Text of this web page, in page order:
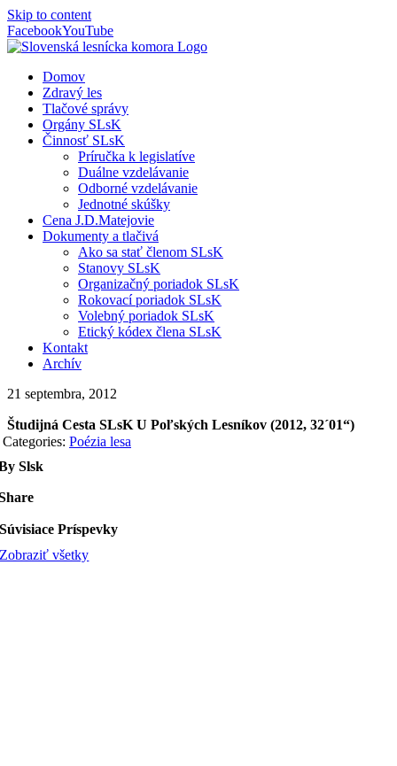
Skip to content
FacebookYouTube
Domov
Zdravý les
Tlačové správy
Orgány SLsK
Činnosť SLsK
Príručka k legislatíve
Duálne vzdelávanie
Odborné vzdelávanie
Jednotné skúšky
Cena J.D.Matejovie
Dokumenty a tlačivá
Ako sa stať členom SLsK
Stanovy SLsK
Organizačný poriadok SLsK
Rokovací poriadok SLsK
Volebný poriadok SLsK
Etický kódex člena SLsK
Kontakt
Archív
21 septembra, 2012
Študijná Cesta SLsK U Poľských Lesníkov (2012, 32´01“)
Categories: Poézia lesa
Slsk
Súvisiace Príspevky
Zobraziť všetky